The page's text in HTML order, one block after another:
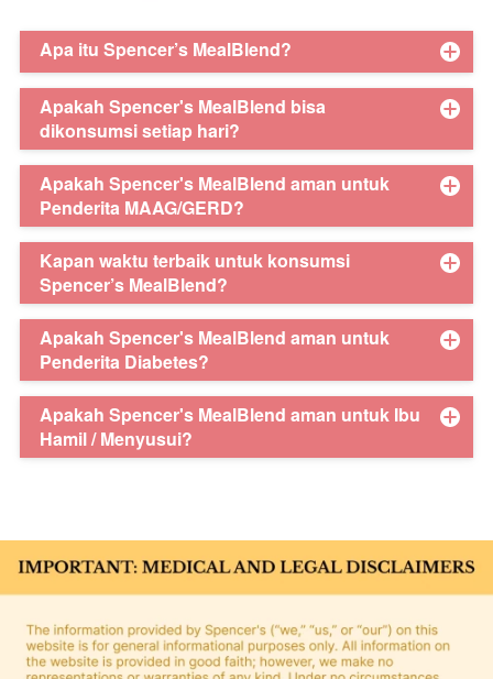
Apa itu Spencer’s MealBlend?
Apakah Spencer's MealBlend bisa
dikonsumsi setiap hari?
Apakah Spencer's MealBlend aman untuk
Penderita MAAG/GERD?
Kapan waktu terbaik untuk konsumsi
Spencer’s MealBlend?
Apakah Spencer's MealBlend aman untuk
Penderita Diabetes?
Apakah Spencer's MealBlend aman untuk Ibu
Hamil / Menyusui?